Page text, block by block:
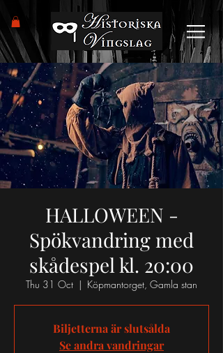
HALLOWEEN -
Spökvandring med
skådespel kl. 20:00
Thu 31 Oct
  |
Köpmantorget, Gamla stan
Biljetterna är slutsålda
Se andra vandringar